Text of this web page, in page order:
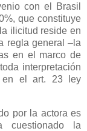
con el Brasil
que constituye
ilicitud reside en
regla general –la
en el marco de
interpretación
en el art. 23 ley
por la actora es
cuestionado la